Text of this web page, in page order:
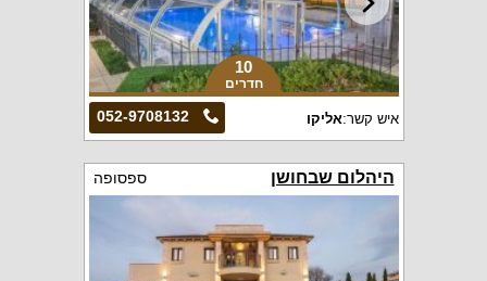
10
חדרים
052-9708132 איש קשר:אליקו
היהלום שבחושן ספסופה